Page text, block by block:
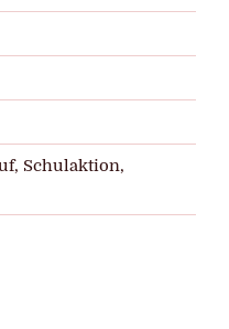
Schulaktion,